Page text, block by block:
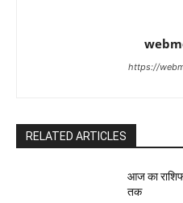
https://
RELATED ARTICLES
आज का
तक